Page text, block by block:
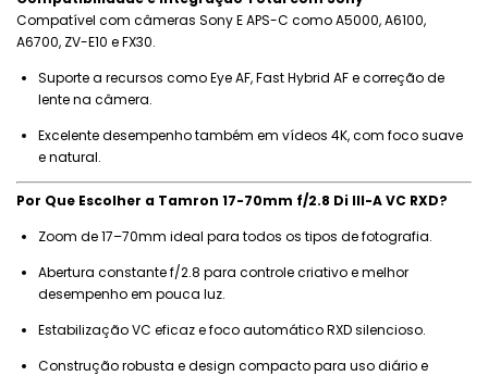
Compatível com câmeras Sony E APS-C como A5000, A6100,
A6700, ZV-E10 e FX30.
Suporte a recursos como Eye AF, Fast Hybrid AF e correção de
lente na câmera.
Excelente desempenho também em vídeos 4K, com foco suave
e natural.
Por Que Escolher a Tamron 17-70mm f/2.8 Di III-A VC RXD?
Zoom de 17–70mm ideal para todos os tipos de fotografia.
Abertura constante f/2.8 para controle criativo e melhor
desempenho em pouca luz.
Estabilização VC eficaz e foco automático RXD silencioso.
Construção robusta e design compacto para uso diário e